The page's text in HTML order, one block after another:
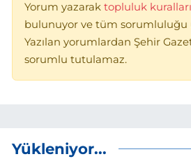
Yorum yazarak topluluk
bulunuyor ve tüm sorumluluğu
Yazılan yorumlardan Şehir
sorumlu tutulamaz.
Yükleniyor...